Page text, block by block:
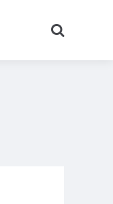
尋